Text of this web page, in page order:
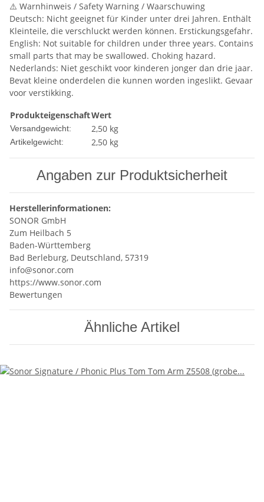
⚠️ Warnhinweis / Safety Warning / Waarschuwing
Deutsch: Nicht geeignet für Kinder unter drei Jahren. Enthält
Kleinteile, die verschluckt werden können. Erstickungsgefahr.
English: Not suitable for children under three years. Contains
small parts that may be swallowed. Choking hazard.
Nederlands: Niet geschikt voor kinderen jonger dan drie jaar.
Bevat kleine onderdelen die kunnen worden ingeslikt. Gevaar
voor verstikking.
ProdukteigenschaftWert
Versandgewicht: 2,50 kg
Artikelgewicht: 2,50 kg
Angaben zur Produktsicherheit
Herstellerinformationen:
SONOR GmbH
Zum Heilbach 5
Baden-Württemberg
Bad Berleburg, Deutschland, 57319
info@sonor.com
https://www.sonor.com
Bewertungen
Ähnliche Artikel